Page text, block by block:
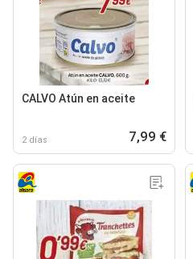
CALVO Atún en aceite
2 días 7,99 €